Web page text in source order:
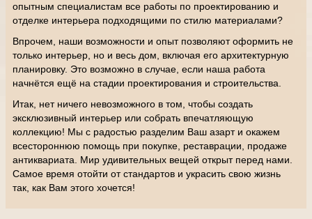
опытным специалистам все работы по проектированию и
отделке интерьера подходящими по стилю материалами?
Впрочем, наши возможности и опыт позволяют оформить не
только интерьер, но и весь дом, включая его архитектурную
планировку. Это возможно в случае, если наша работа
начнётся ещё на стадии проектирования и строительства.
Итак, нет ничего невозможного в том, чтобы создать
эксклюзивный интерьер или собрать впечатляющую
коллекцию! Мы с радостью разделим Ваш азарт и окажем
всестороннюю помощь при покупке, реставрации, продаже
антиквариата. Мир удивительных вещей открыт перед нами.
Самое время отойти от стандартов и украсить свою жизнь
так, как Вам этого хочется!